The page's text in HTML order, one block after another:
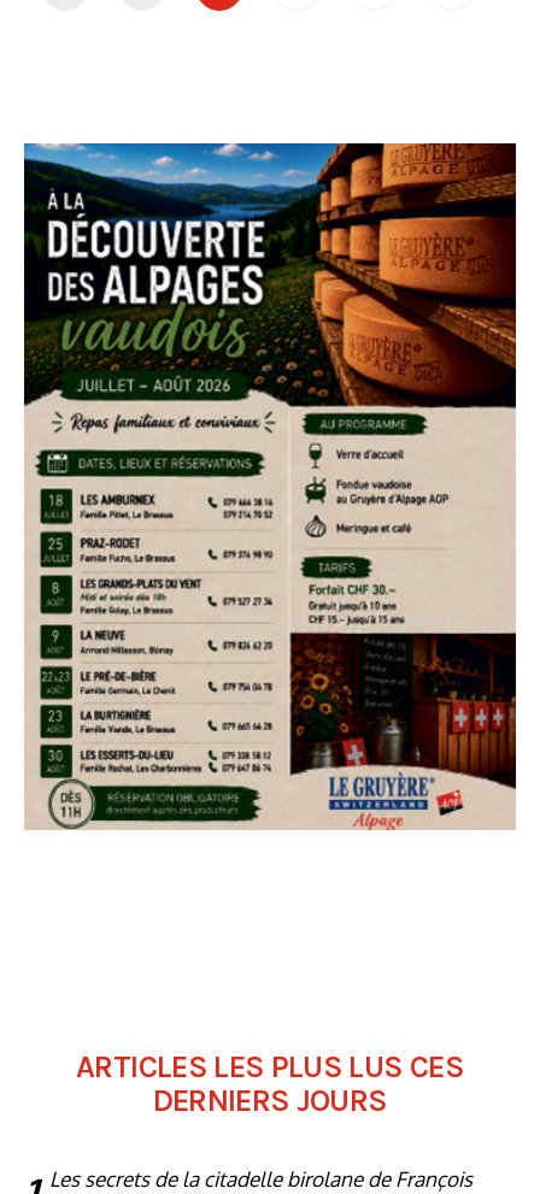
ARTICLES LES PLUS LUS CES
DERNIERS JOURS
Les secrets de la citadelle birolane de François